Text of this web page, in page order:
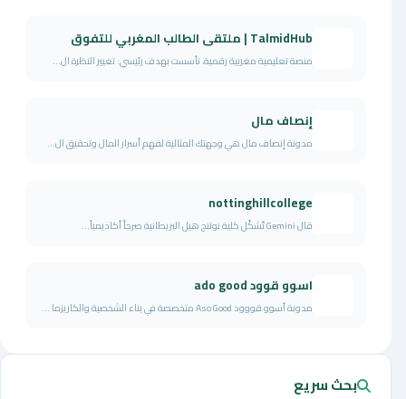
TalmidHub | ملتقى الطالب المغربي للتفوق
منصة تعليمية مغربية رقمية، تأسست بهدف رئيسي: تغيير النظرة ال...
إنصاف مال
مدونة إنصاف مال هي وجهتك المثالية لفهم أسرار المال وتحقيق ال...
nottinghillcollege
قال Gemini تُشكّل كلية نوتنج هيل البريطانية صرحاً أكاديمياً...
اسوو قوود ado good
مدونة أسوو قووود Aso Good متخصصة في بناء الشخصية والكاريزما ...
بحث سريع